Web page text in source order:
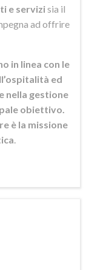
e servizisia il
ad offrire
in linea con le
ed
nella gestione
obiettivo.
è la missione